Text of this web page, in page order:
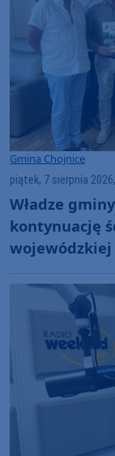
Gmina Chojnice
piątek, 7 sierpnia
Władze
kontynuację
wojewódzkiej